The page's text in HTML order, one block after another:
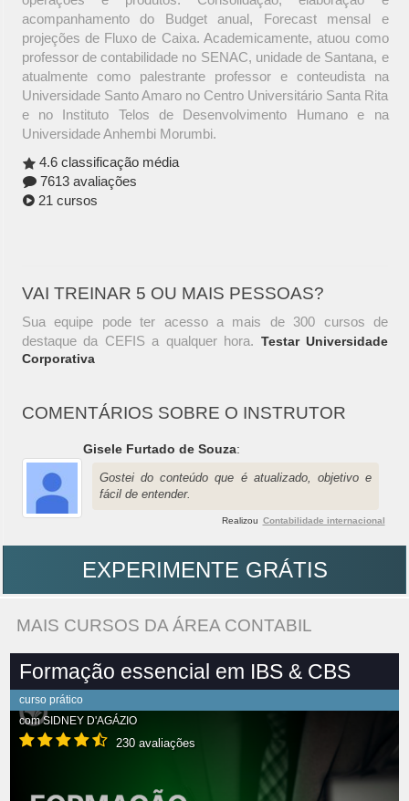
acompanhamento do Budget anual, Forecast mensal e
projeções de Fluxo de Caixa. Academicamente, atuou como
professor de contabilidade no SENAC, unidade de Santana, e
atualmente como palestrante professor e conteudista na
Universidade Santo Amaro no Centro Universitário Santa Rita
e no Instituto Telos de Desenvolvimento Humano e na
Universidade Anhembi Morumbi.
4.6 classificação média
7613 avaliações
21 cursos
VAI TREINAR 5 OU MAIS PESSOAS?
Sua equipe pode ter acesso a mais de 300 cursos de
destaque da CEFIS a qualquer hora. Testar Universidade
Corporativa
COMENTÁRIOS SOBRE O INSTRUTOR
Gisele Furtado de Souza:
Gostei do conteúdo que é atualizado, objetivo e
fácil de entender.
Realizou Contabilidade internacional
EXPERIMENTE GRÁTIS
MAIS CURSOS DA ÁREA CONTABIL
Formação essencial em IBS & CBS
curso prático
comSIDNEY D'AGÁZIO
230 avaliações